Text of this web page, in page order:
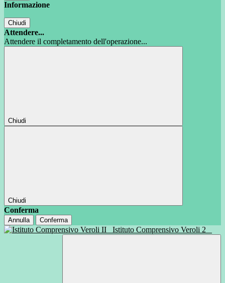
Informazione
Chiudi
Attendere...
Attendere il completamento dell'operazione...
Chiudi
Chiudi
Conferma
Annulla Conferma
Istituto Comprensivo Veroli 2